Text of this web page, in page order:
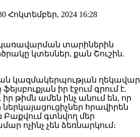
Հոկտեմբեր, 2024 16:28
կազմակերպության ղեկավար
իր էջում գրում է.
թիմն ամեն ինչ անում են, որ
հրավիրեն
գտնվող մեր
ոչինչ չեն ձեռնարկում։